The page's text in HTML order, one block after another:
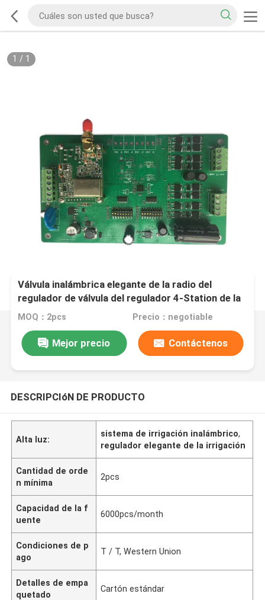
1 / 1
Válvula inalámbrica elegante de la radio del
regulador de válvula del regulador 4-Station de la
irrigación los 5km en de control
MOQ：2pcs Precio：negotiable
Mejor precio Contáctenos
DESCRIPCIóN DE PRODUCTO
Alta luz:
sistema de irrigación inalámbrico,
regulador elegante de la irrigación
Cantidad de orde
n mínima
2pcs
Capacidad de la f
uente
6000pcs/month
Condiciones de p
ago
T / T, Western Union
Detalles de empa
quetado
Cartón estándar